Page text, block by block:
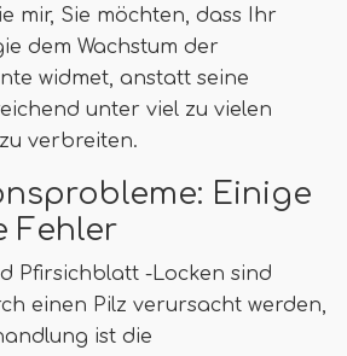
mir, Sie möchten, dass Ihr
dem Wachstum der
widmet, anstatt seine
unter viel zu vielen
verbreiten.
Einige
Fehler
Pfirsichblatt -Locken sind
einen Pilz verursacht werden,
ist die